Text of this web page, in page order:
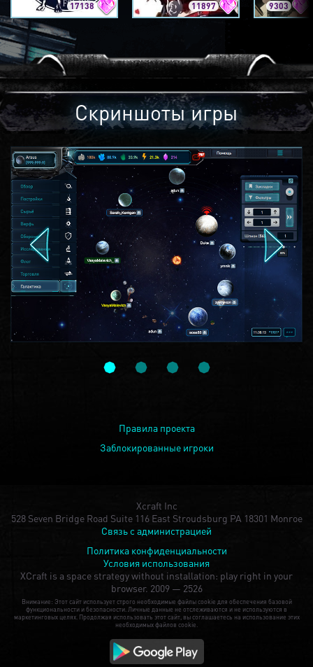
17138 11897 9303
Скриншоты игры
Правила проекта
Заблокированные игроки
Xcraft Inc
528 Seven Bridge Road Suite 116 East Stroudsburg PA 18301 Monroe
Связь с администрацией
Политика конфиденциальности
Условия использования
XCraft is a space strategy without installation: play right in your
browser. 2009 — 2526
Внимание: Этот сайт использует строго необходимые файлы cookie для обеспечения базовой
функциональности и безопасности. Личные данные не отслеживаются и не используются в
маркетинговых целях. Продолжая использовать этот сайт, вы соглашаетесь на использование этих
необходимых файлов cookie.